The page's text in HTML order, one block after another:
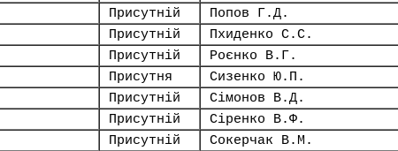
Присутній Попов Г.Д.
Присутній Пхиденко С.С.
Присутній Роєнко В.Г.
Присутня Сизенко Ю.П.
Присутній Сімонов В.Д.
Присутній Сіренко В.Ф.
Присутній Сокерчак В.М.